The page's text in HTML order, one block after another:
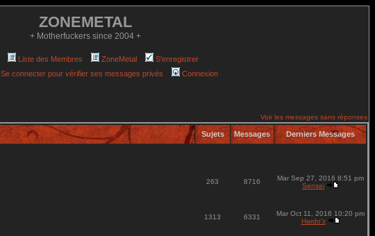
ZONEMETAL
+ Motherfuckers since 2004 +
Liste des Membres ZoneMetal
S'enregistrer
Se connecter pour vérifier ses messages privés Connexion
Voir les messages sans réponses
Sujets Messages Derniers Messages
263 8716
Mar Sep 27, 2016 8:51 pm
Sensei
1313 6331
Mar Oct 11, 2016 10:20 pm
Hardo'z